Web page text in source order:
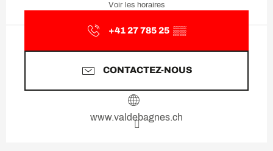
Voir les horaires
+41 27 785 25 ▒▒
CONTACTEZ-NOUS
www.valdebagnes.ch